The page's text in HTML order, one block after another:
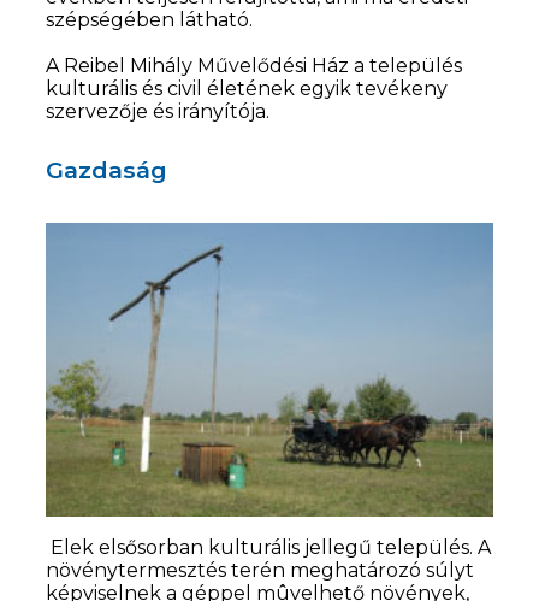
szépségében látható.
A Reibel Mihály Művelődési Ház a település
kulturális és civil életének egyik tevékeny
szervezője és irányítója.
Gazdaság
Elek elsősorban kulturális jellegű település. A
növénytermesztés terén meghatározó súlyt
képviselnek a géppel mûvelhető növények,